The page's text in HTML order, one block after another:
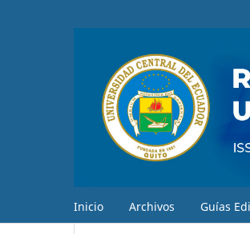
Inicio Archivos Guías